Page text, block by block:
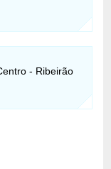
- Ribeirão